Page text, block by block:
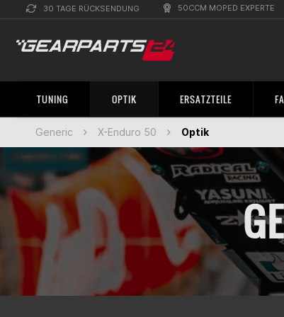
30 TAGE RÜCKSENDUNG 50CCM MOPED EXPERTE
TUNING OPTIK ERSATZTEILE
Generic X-Enduro 50 Optik